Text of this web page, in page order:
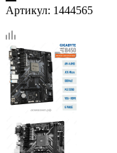
Артикул: 1444565